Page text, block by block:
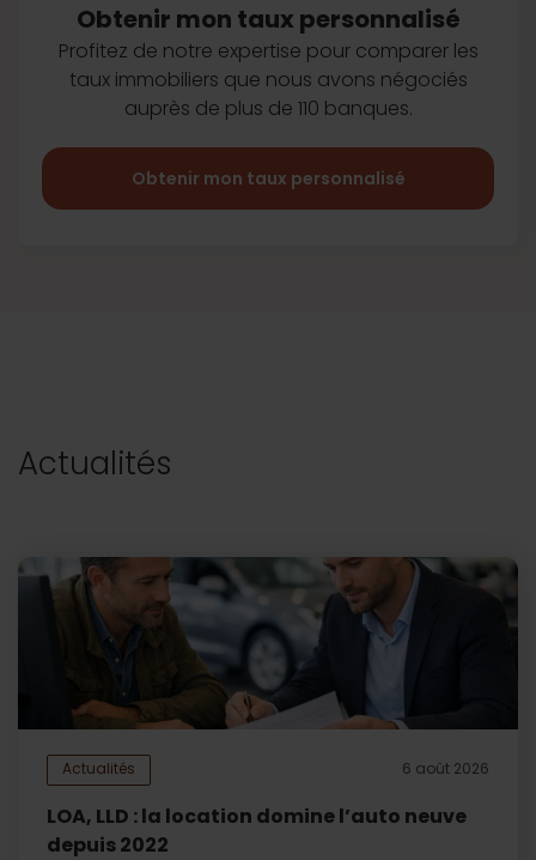
Obtenir mon taux personnalisé
Profitez de notre expertise pour comparer les
taux immobiliers que nous avons négociés
auprès de plus de 110 banques.
Obtenir mon taux personnalisé
Actualités
Actualités 6 août 2026
LOA, LLD : la location domine l’auto neuve
depuis 2022